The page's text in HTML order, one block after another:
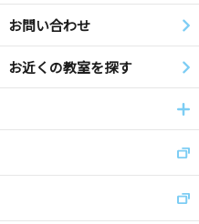
お問い合わせ
お近くの教室を探す